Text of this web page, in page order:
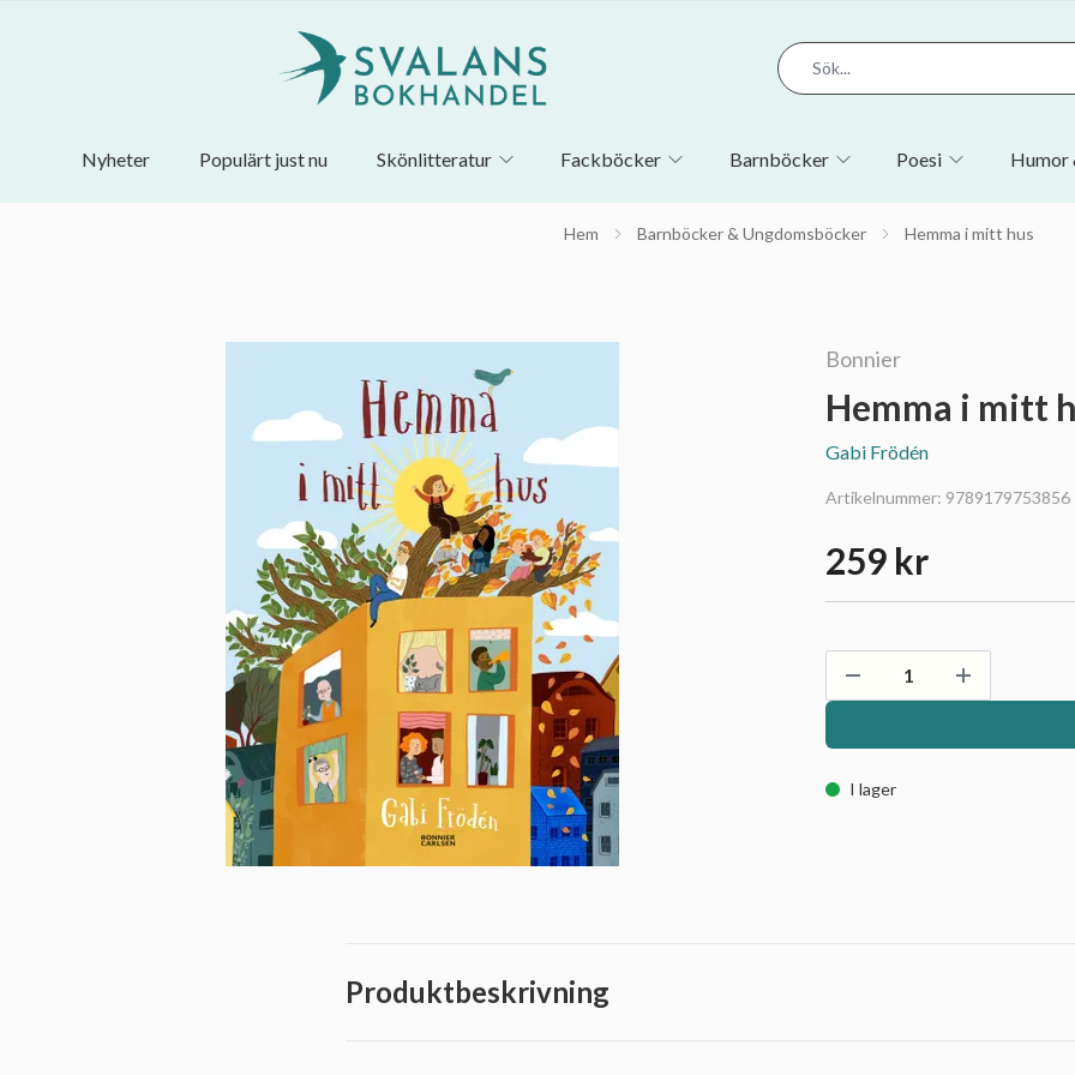
Nyheter Populärt just nu Skönlitteratur Fackböcker Barnböcker Poesi Humor
Hem Barnböcker & Ungdomsböcker Hemma i mitt hus
Bonnier
Hemma i mitt
Gabi Frödén
Artikelnummer: 9789179753856
259 kr
I lager
Produktbeskrivning